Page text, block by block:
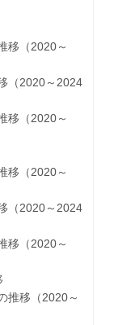
（2020～
（2020～2024
（2020～
（2020～
（2020～2024
（2020～
移（2020～